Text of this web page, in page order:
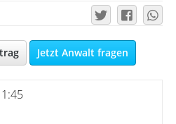
Jetzt Anwalt fragen